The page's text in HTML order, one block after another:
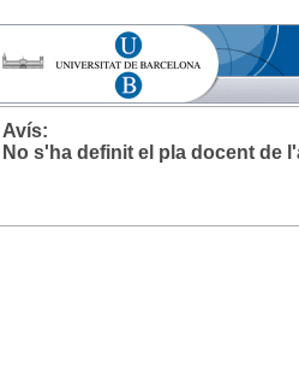
Avís:
No s'ha definit el pla docent de